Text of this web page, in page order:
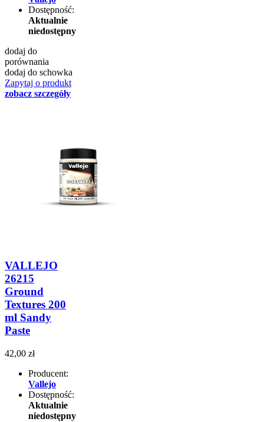
Dostępność:
Aktualnie
niedostępny
dodaj do
porównania
dodaj do schowka
Zapytaj o produkt
zobacz szczegóły
VALLEJO
26215
Ground
Textures 200
ml Sandy
Paste
42,00 zł
Producent:
Vallejo
Dostępność:
Aktualnie
niedostępny